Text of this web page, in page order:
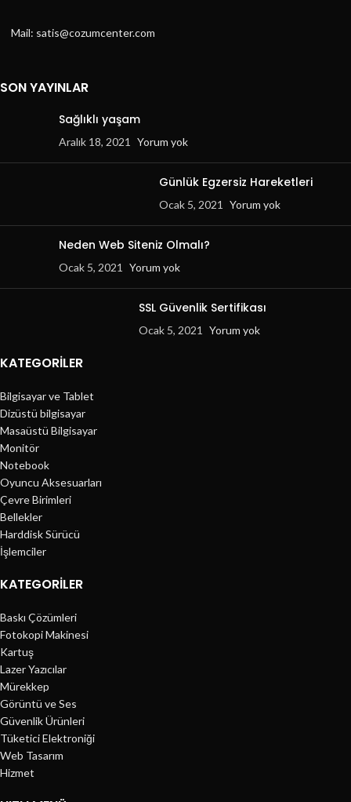
Mail: satis@cozumcenter.com
SON YAYINLAR
Sağlıklı yaşam
Aralık 18, 2021 Yorum yok
Günlük Egzersiz Hareketleri
Ocak 5, 2021 Yorum yok
Neden Web Siteniz Olmalı?
Ocak 5, 2021 Yorum yok
SSL Güvenlik Sertifikası
Ocak 5, 2021 Yorum yok
KATEGORILER
Bilgisayar ve Tablet
Dizüstü bilgisayar
Masaüstü Bilgisayar
Monitör
Notebook
Oyuncu Aksesuarları
Çevre Birimleri
Bellekler
Harddisk Sürücü
İşlemciler
KATEGORILER
Baskı Çözümleri
Fotokopi Makinesi
Kartuş
Lazer Yazıcılar
Mürekkep
Görüntü ve Ses
Güvenlik Ürünleri
Tüketici Elektroniği
Web Tasarım
Hizmet